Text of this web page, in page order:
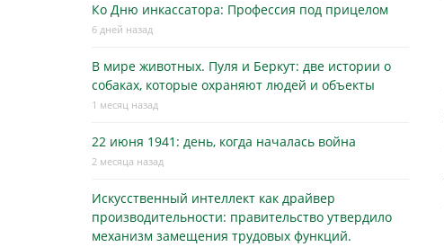
Ко Дню инкассатора: Профессия под прицелом
6 дней назад
В мире животных. Пуля и Беркут: две истории о
собаках, которые охраняют людей и объекты
1 месяц назад
22 июня 1941: день, когда началась война
2 месяца назад
Искусственный интеллект как драйвер
производительности: правительство утвердило
механизм замещения трудовых функций.